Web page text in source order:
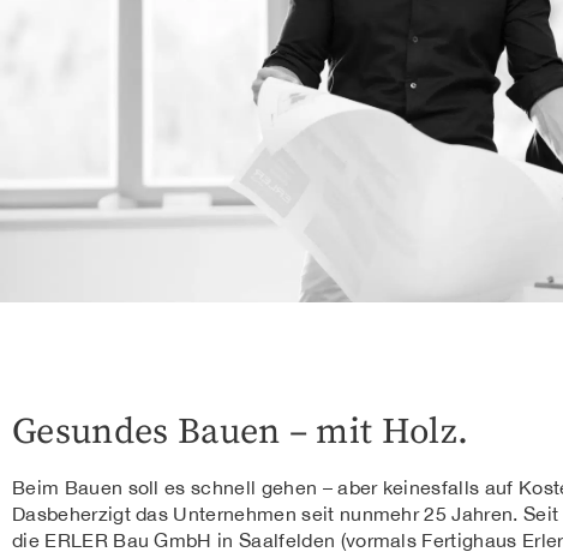
Gesundes Bauen – mit Holz.
Beim Bauen soll es schnell gehen – aber keinesfalls auf
Dasbeherzigt das Unternehmen seit nunmehr 25 Jahren.
die ERLER Bau GmbH in Saalfelden (vormals Fertighaus